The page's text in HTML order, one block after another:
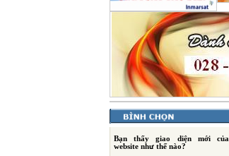
Bạn thấy giao diện mới của
website như thế nào?